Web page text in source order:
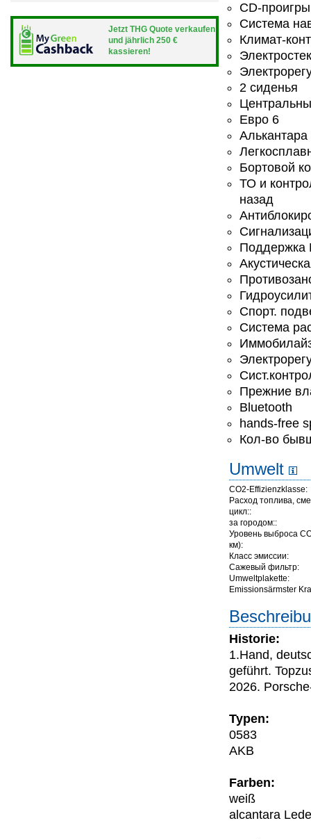
Jetzt THG Quote verkaufen
und jährlich 250 €
kassieren!
CD-
Система
Климат-
2 сиденья
Евро 6
Алькантара
Бортовой
ТО и
назад
Поддержка
Спорт.
Система
Прежние
Bluetooth
hands-free
Кол-во
Umwelt
CO2-Effizienzklasse:
Расход топлива,
цикл::
за городом::
Уровень выброса
км):
Класс эмиссии:
Сажевый фильтр:
Umweltplakette:
Emissionsärmster
Historie:
1.Hand,
geführt.
2026.
Typen:
0583
AKB
Farben:
weiß
alcantara